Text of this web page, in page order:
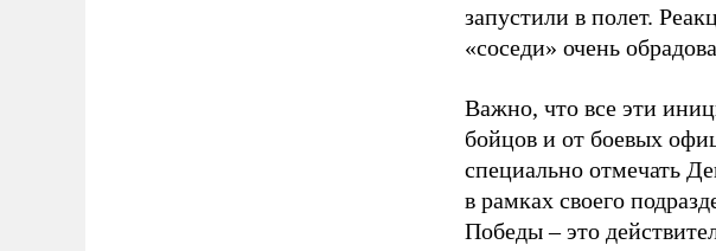
запустили в полет.
«соседи» очень
Важно, что все эти
бойцов и от боевых
специально отмечать
в рамках своего
Победы – это